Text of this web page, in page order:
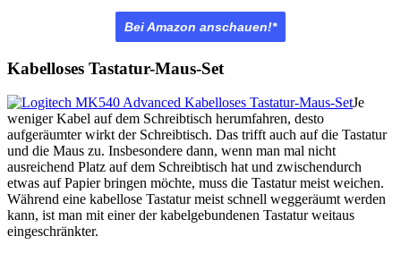
Bei Amazon anschauen!*
Kabelloses Tastatur-Maus-Set
Je
weniger Kabel auf dem Schreibtisch herumfahren, desto
aufgeräumter wirkt der Schreibtisch. Das trifft auch auf die Tastatur
und die Maus zu. Insbesondere dann, wenn man mal nicht
ausreichend Platz auf dem Schreibtisch hat und zwischendurch
etwas auf Papier bringen möchte, muss die Tastatur meist weichen.
Während eine kabellose Tastatur meist schnell weggeräumt werden
kann, ist man mit einer der kabelgebundenen Tastatur weitaus
eingeschränkter.